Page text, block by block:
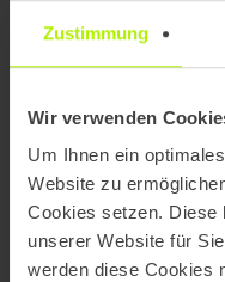
Zustimmung
Wir verwenden
Um Ihnen ein
Website zu
Cookies setzen. Diese
unserer Website für
werden diese Cookies
Commerce neu
OpenAI
Journey